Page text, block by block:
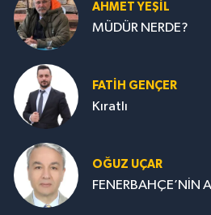
AHMET YEŞİL
MÜDÜR NERDE?
FATIH GENÇER
Kıratlı
OĞUZ UÇAR
FENERBAHÇE’NİN